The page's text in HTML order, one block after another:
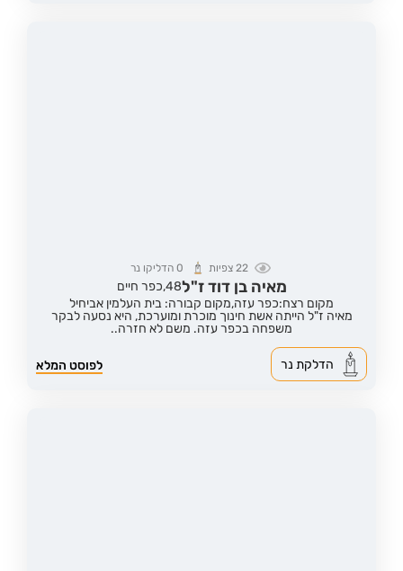
22 צפיות 0הדליקו נר
מאיה בן דוד ז"ל48, כפר חיים
מקום רצח:כפר עזה,מקום קבורה: בית העלמין אביחיל
מאיה ז"ל הייתה אשת חינוך מוכרת ומוערכת, היא נסעה לבקר
משפחה בכפר עזה. משם לא חזרה..
לפוסט המלא הדלקת נר